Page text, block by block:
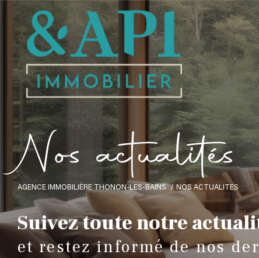
Nos actualiés
AGENCE IMMOBILIÈRE THONON-LES-BAINS NOS ACTUALITES
Suivez toute notre
et restez informé de nos